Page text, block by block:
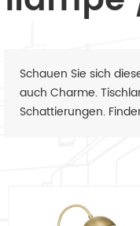
Schauen Sie sich
auch Charme.
Schattierungen.